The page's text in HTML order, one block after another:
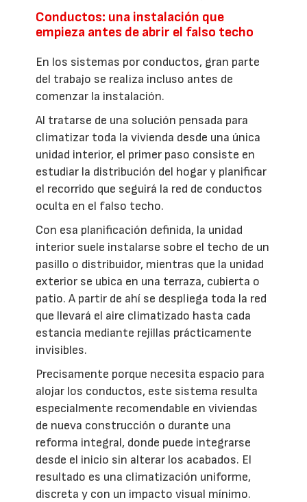
Conductos: una instalación que
empieza antes de abrir el falso techo
En los sistemas por conductos, gran parte
del trabajo se realiza incluso antes de
comenzar la instalación.
Al tratarse de una solución pensada para
climatizar toda la vivienda desde una única
unidad interior, el primer paso consiste en
estudiar la distribución del hogar y planificar
el recorrido que seguirá la red de conductos
oculta en el falso techo.
Con esa planificación definida, la unidad
interior suele instalarse sobre el techo de un
pasillo o distribuidor, mientras que la unidad
exterior se ubica en una terraza, cubierta o
patio. A partir de ahí se despliega toda la red
que llevará el aire climatizado hasta cada
estancia mediante rejillas prácticamente
invisibles.
Precisamente porque necesita espacio para
alojar los conductos, este sistema resulta
especialmente recomendable en viviendas
de nueva construcción o durante una
reforma integral, donde puede integrarse
desde el inicio sin alterar los acabados. El
resultado es una climatización uniforme,
discreta y con un impacto visual mínimo.